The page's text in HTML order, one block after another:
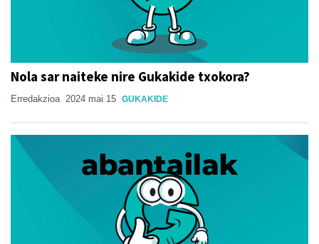
Nola sar naiteke nire Gukakide txokora?
Erredakzioa 2024 mai 15 GUKAKIDE